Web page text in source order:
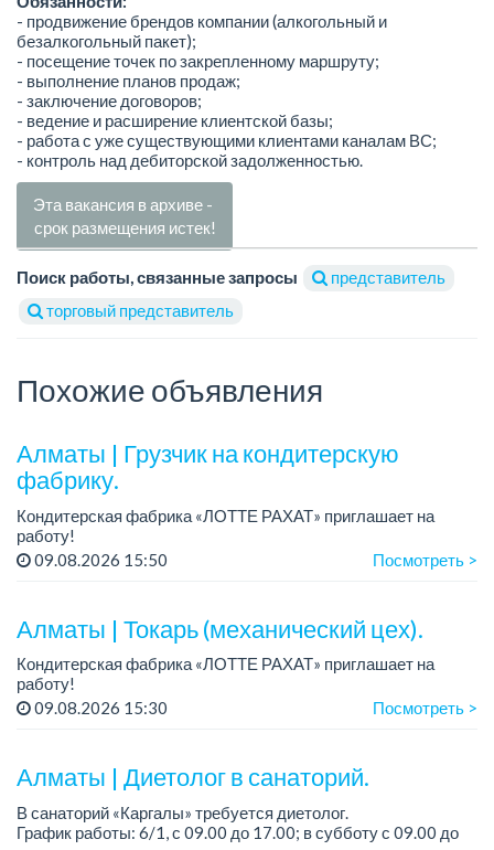
- продвижение брендов компании (алкогольный и
безалкогольный пакет);
- посещение точек по закрепленному маршруту;
- выполнение планов продаж;
- заключение договоров;
- ведение и расширение клиентской базы;
- работа с уже существующими клиентами каналам ВС;
- контроль над дебиторской задолженностью.
Эта вакансия в архиве -
срок размещения истек!
Поиск работы, связанные запросы
представитель
торговый представитель
Похожие объявления
Алматы | Грузчик на кондитерскую
фабрику.
Кондитерская фабрика «ЛОТТЕ РАХАТ» приглашает на
работу!
График работы: сменный.
09.08.2026 15:50 Посмотреть >
Алматы | Токарь (механический цех).
Кондитерская фабрика «ЛОТТЕ РАХАТ» приглашает на
работу!
График работы: сменный.
09.08.2026 15:30 Посмотреть >
Алматы | Диетолог в санаторий.
В санаторий «Каргалы» требуется диетолог.
График работы: 6/1, с 09.00 до 17.00; в субботу с 09.00 до